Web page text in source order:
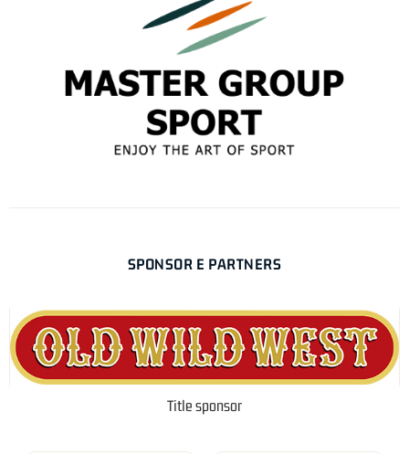
SPONSOR E PARTNERS
Title sponsor